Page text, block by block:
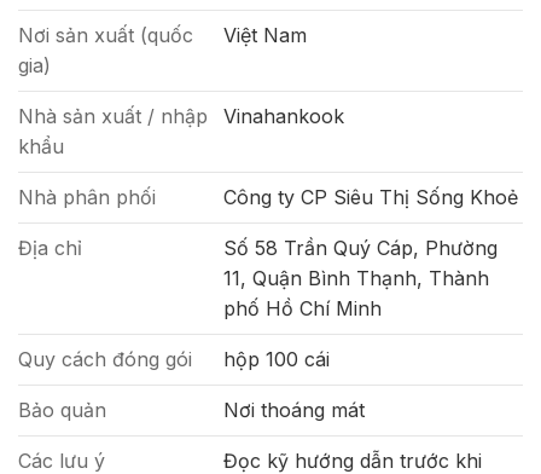
Nơi sản xuất (quốc
gia)
Việt Nam
Nhà sản xuất / nhập
khẩu
Vinahankook
Nhà phân phối Công ty CP Siêu Thị Sống Khoẻ
Địa chỉ
Số 58 Trần Quý Cáp, Phường
11, Quận Bình Thạnh, Thành
phố Hồ Chí Minh
Quy cách đóng gói hộp 100 cái
Bảo quản Nơi thoáng mát
Các lưu ý
Đọc kỹ hướng dẫn trước khi